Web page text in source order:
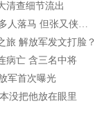
清查细节流出
人落马 但张又侠…
旅 解放军发文打脸？
病亡 含三名中将
军首次曝光
没把他放在眼里